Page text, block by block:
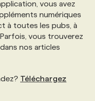
vous avez
numériques
à toutes les pubs, à
vous trouverez
nos articles
Téléchargez